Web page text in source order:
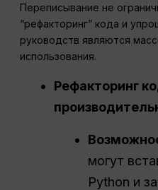
Переписывание не
“рефакторинг” кода и
руководств являются
использования.
Рефакторинг
могут
Python и